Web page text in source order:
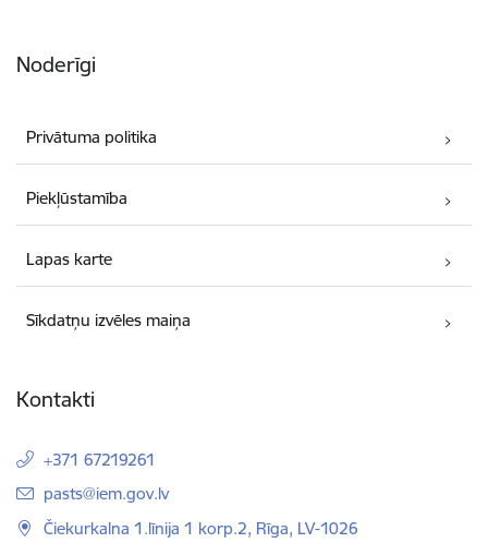
Noderīgi
Privātuma politika
Piekļūstamība
Lapas karte
Sīkdatņu izvēles maiņa
Kontakti
+371 67219261
E-pasts:
pasts@iem.gov.lv
Čiekurkalna 1.līnija 1 korp.2, Rīga, LV-1026